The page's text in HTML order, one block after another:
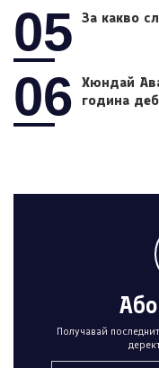
05 За какво
06
Хюндай
година
Получавай